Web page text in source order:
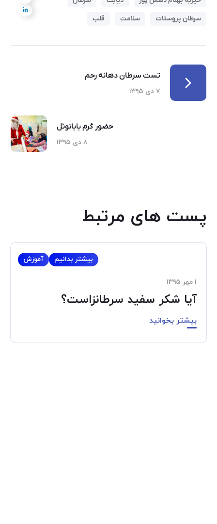
سرطان پروستات
سلامت قلب
تست سرطان دهانه رحم
۷ دی ۱۳۹۵
حضور گرم بابانوئل
۸ دی ۱۳۹۵
پست های مرتبط
آموزش بیشتر بدانیم
۱ مهر ۱۳۹۵
آیا شکر سفید سرطانزاست؟
بیشتر بخوانید